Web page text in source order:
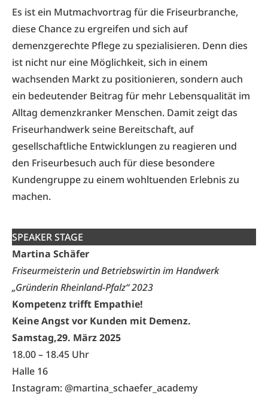
Es ist ein Mutmachvortrag für die Friseurbranche,
diese Chance zu ergreifen und sich auf
demenzgerechte Pflege zu spezialisieren. Denn dies
ist nicht nur eine Möglichkeit, sich in einem
wachsenden Markt zu positionieren, sondern auch
ein bedeutender Beitrag für mehr Lebensqualität im
Alltag demenzkranker Menschen. Damit zeigt das
Friseurhandwerk seine Bereitschaft, auf
gesellschaftliche Entwicklungen zu reagieren und
den Friseurbesuch auch für diese besondere
Kundengruppe zu einem wohltuenden Erlebnis zu
machen.
SPEAKER STAGE
Martina Schäfer
Friseurmeisterin und Betriebswirtin im Handwerk
„Gründerin Rheinland-Pfalz“ 2023
Kompetenz trifft Empathie!
Keine Angst vor Kunden mit Demenz.
Samstag,29. März 2025
18.00 – 18.45 Uhr
Halle 16
Instagram: @martina_schaefer_academy